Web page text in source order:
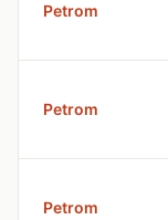
Petrom
Petrom
Petrom